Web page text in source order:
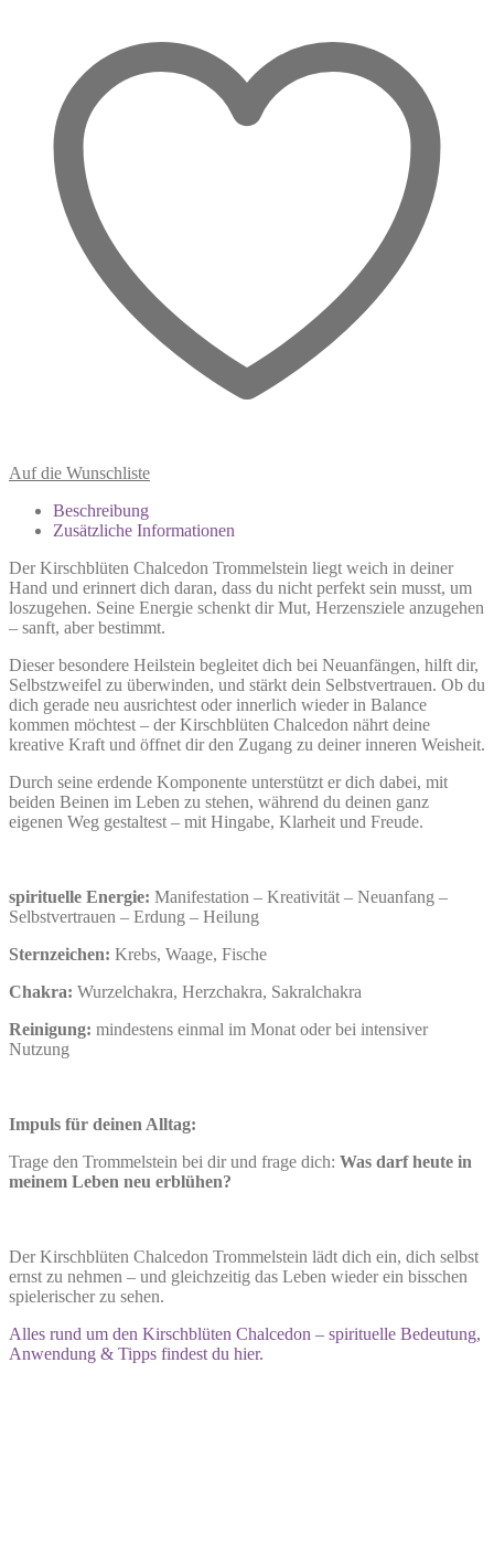
Leichtigkeit
Vertrauen
Menge
Auf die Wunschliste
Beschreibung
Zusätzliche Informationen
Der Kirschblüten Chalcedon Trommelstein liegt weich in deiner
Hand und erinnert dich daran, dass du nicht perfekt sein musst, um
loszugehen. Seine Energie schenkt dir Mut, Herzensziele anzugehen
– sanft, aber bestimmt.
Dieser besondere Heilstein begleitet dich bei Neuanfängen, hilft dir,
Selbstzweifel zu überwinden, und stärkt dein Selbstvertrauen. Ob du
dich gerade neu ausrichtest oder innerlich wieder in Balance
kommen möchtest – der Kirschblüten Chalcedon nährt deine
kreative Kraft und öffnet dir den Zugang zu deiner inneren Weisheit.
Durch seine erdende Komponente unterstützt er dich dabei, mit
beiden Beinen im Leben zu stehen, während du deinen ganz
eigenen Weg gestaltest – mit Hingabe, Klarheit und Freude.
spirituelle Energie: Manifestation – Kreativität – Neuanfang –
Selbstvertrauen – Erdung – Heilung
Sternzeichen: Krebs, Waage, Fische
Chakra: Wurzelchakra, Herzchakra, Sakralchakra
Reinigung: mindestens einmal im Monat oder bei intensiver
Nutzung
Impuls für deinen Alltag:
Trage den Trommelstein bei dir und frage dich: Was darf heute in
meinem Leben neu erblühen?
Der Kirschblüten Chalcedon Trommelstein lädt dich ein, dich selbst
ernst zu nehmen – und gleichzeitig das Leben wieder ein bisschen
spielerischer zu sehen.
Alles rund um den Kirschblüten Chalcedon – spirituelle Bedeutung,
Anwendung & Tipps findest du hier.